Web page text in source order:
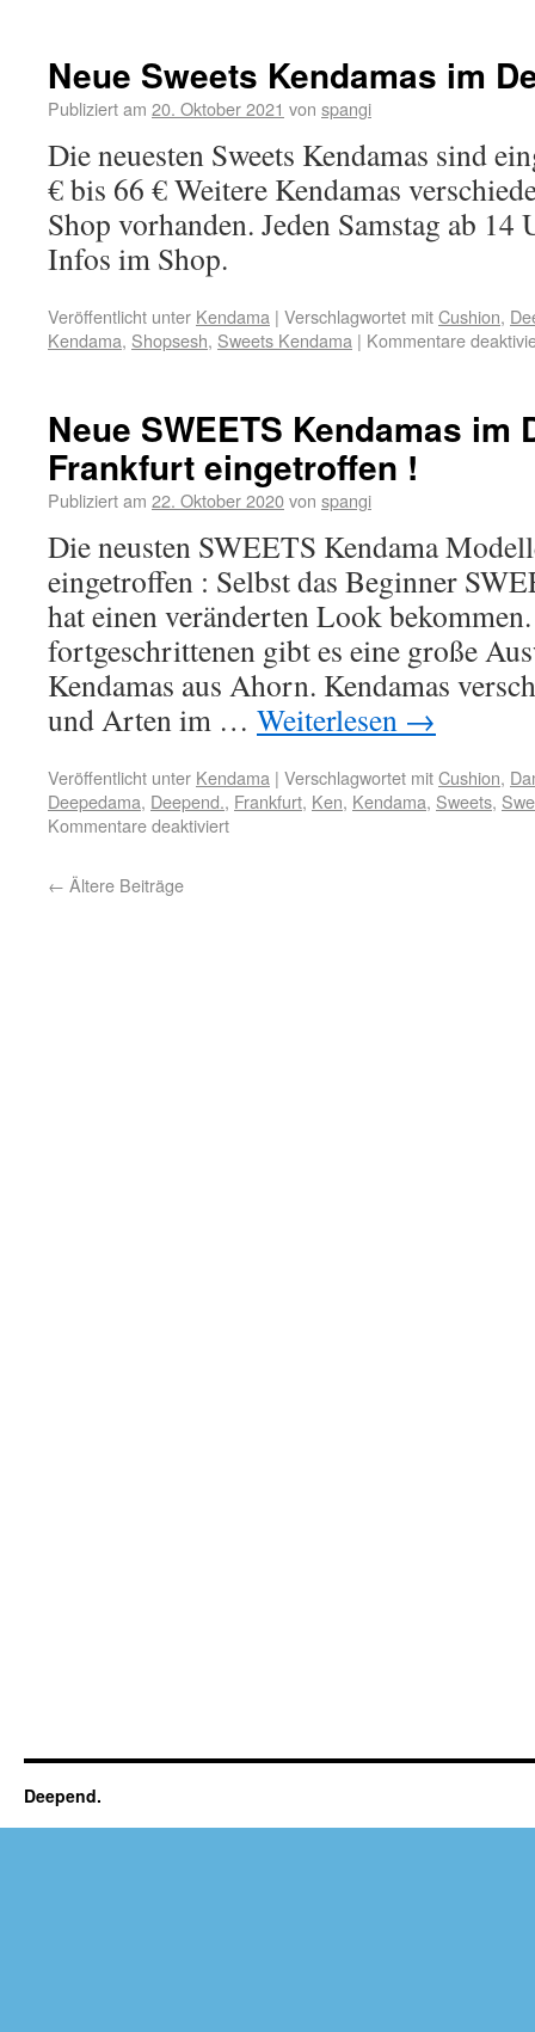
Neue Sweets Kendamas im
Publiziert am 20. Oktober 2021 von spangi
Die neuesten Sweets Kendamas sind
€ bis 66 € Weitere Kendamas
Shop vorhanden. Jeden Samstag ab
Infos im Shop.
Veröffentlicht unter Kendama | Verschlagwortet mitCushion,
Kendama, Shopsesh, Sweets Kendama | Kommentare
Neue SWEETS Kendamas im
Frankfurt eingetroffen !
Publiziert am 22. Oktober 2020von spangi
Die neusten SWEETS Kendama
eingetroffen : Selbst das Beginner
hat einen veränderten Look
fortgeschrittenen gibt es eine große
Kendamas aus Ahorn. Kendamas
und Arten im … Weiterlesen →
Veröffentlicht unter Kendama | Verschlagwortet mitCushion,
Deepedama, Deepend., Frankfurt, Ken, Kendama, Sweets,
Kommentare deaktiviert
← Ältere Beiträge
Deepend.